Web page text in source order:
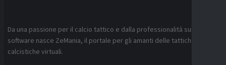
Da una passione per il calcio tattico e dalla professionalità sui
software nasce ZeMania, il portale per gli amanti delle tattiche
calcistiche virtuali.